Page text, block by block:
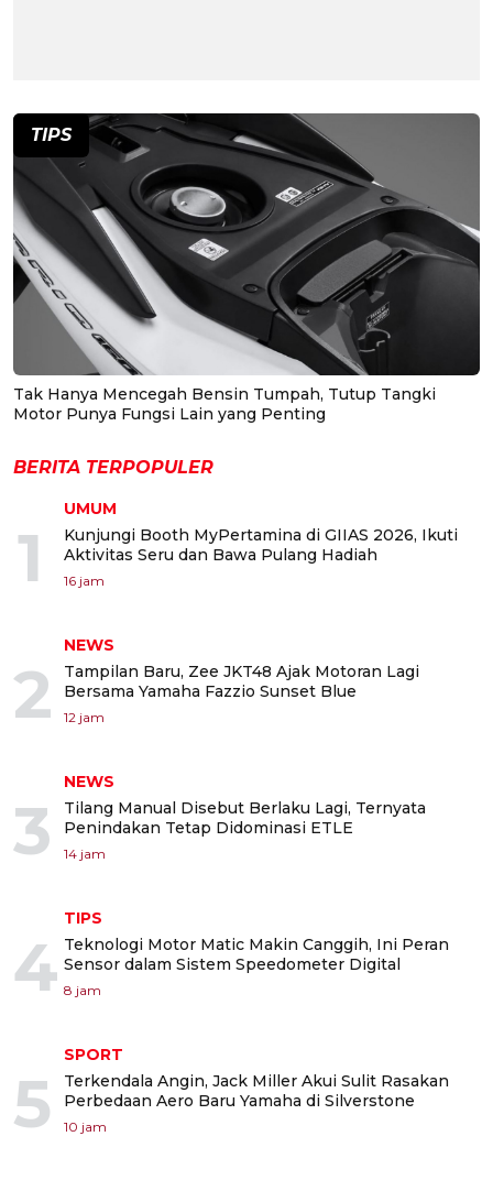
TIPS
Tak Hanya Mencegah Bensin Tumpah, Tutup Tangki
Motor Punya Fungsi Lain yang Penting
BERITA TERPOPULER
1
UMUM
Kunjungi Booth MyPertamina di GIIAS 2026, Ikuti
Aktivitas Seru dan Bawa Pulang Hadiah
16 jam
2
NEWS
Tampilan Baru, Zee JKT48 Ajak Motoran Lagi
Bersama Yamaha Fazzio Sunset Blue
12 jam
3
NEWS
Tilang Manual Disebut Berlaku Lagi, Ternyata
Penindakan Tetap Didominasi ETLE
14 jam
4
TIPS
Teknologi Motor Matic Makin Canggih, Ini Peran
Sensor dalam Sistem Speedometer Digital
8 jam
5
SPORT
Terkendala Angin, Jack Miller Akui Sulit Rasakan
Perbedaan Aero Baru Yamaha di Silverstone
10 jam